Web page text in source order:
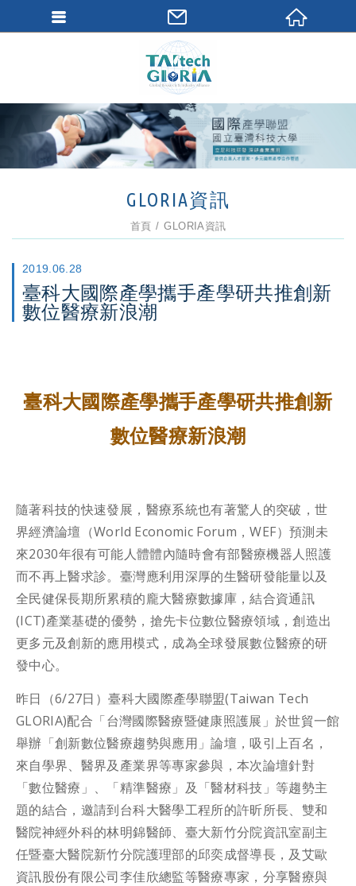
GLORIA資訊
首頁 GLORIA資訊
2019.06.28
臺科大國際產學攜手產學研共推創新
數位醫療新浪潮
臺科大國際產學攜手產學研共推創新
數位醫療新浪潮
隨著科技的快速發展，醫療系統也有著驚人的突破，世
界經濟論壇（World Economic Forum，WEF）預測未
來2030年很有可能人體體內隨時會有部醫療機器人照護
而不再上醫求診。臺灣應利用深厚的生醫研發能量以及
全民健保長期所累積的龐大醫療數據庫，結合資通訊
(ICT)產業基礎的優勢，搶先卡位數位醫療領域，創造出
更多元及創新的應用模式，成為全球發展數位醫療的研
發中心。
昨日（6/27日）臺科大國際產學聯盟(Taiwan Tech
GLORIA)配合「台灣國際醫療暨健康照護展」於世貿一館
舉辦「創新數位醫療趨勢與應用」論壇，吸引上百名，
來自學界、醫界及產業界等專家參與，本次論壇針對
「數位醫療」、「精準醫療」及「醫材科技」等趨勢主
題的結合，邀請到台科大醫學工程所的許昕所長、雙和
醫院神經外科的林明錦醫師、臺大新竹分院資訊室副主
任暨臺大醫院新竹分院護理部的邱奕成督導長，及艾歐
資訊股份有限公司李佳欣總監等醫療專家，分享醫療與